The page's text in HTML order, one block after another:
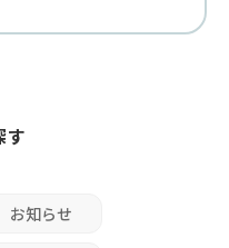
す
お知らせ